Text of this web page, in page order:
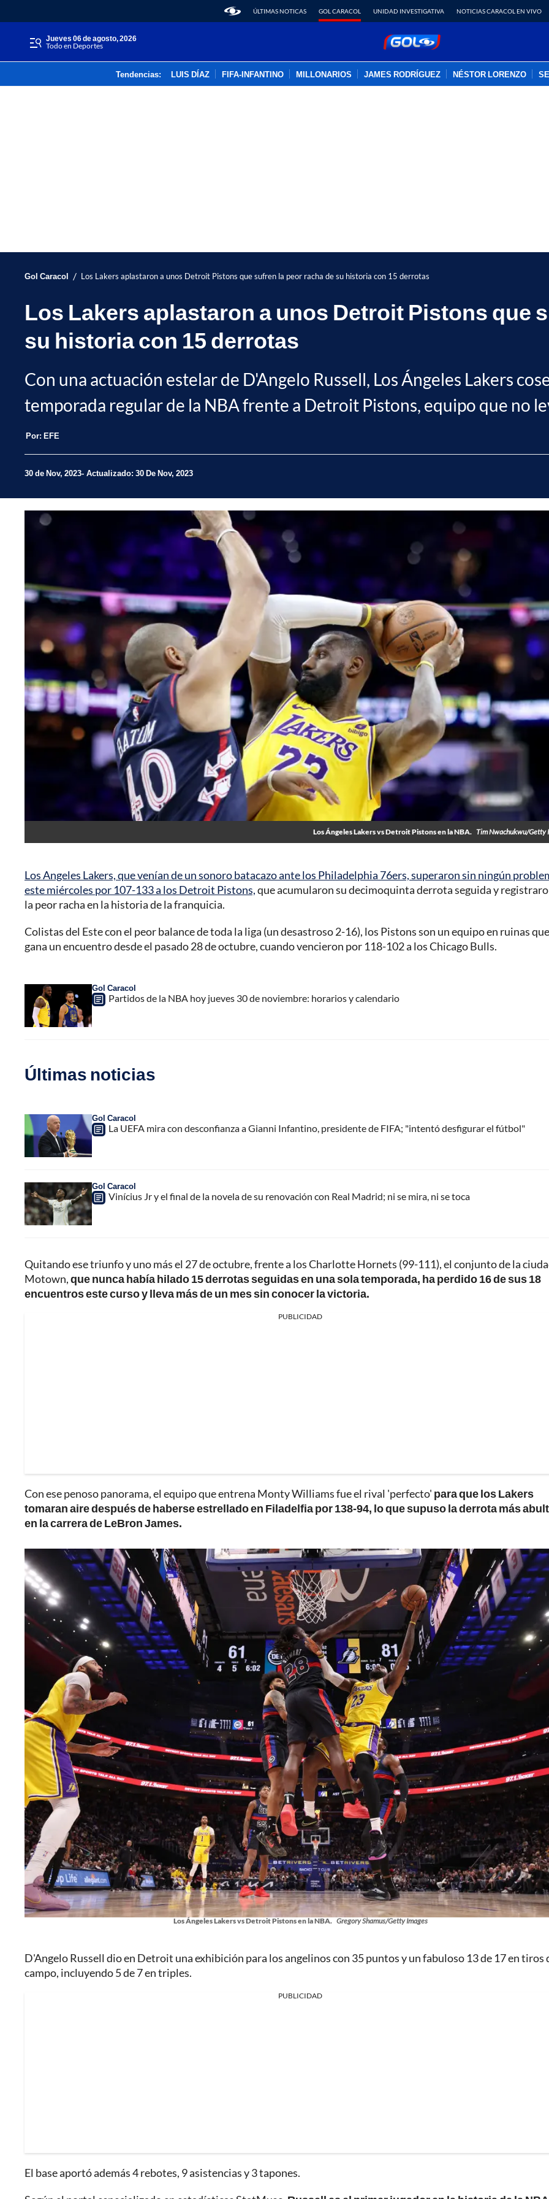
ÚLTIMAS NOTICAS GOL CARACOL UNIDAD INVESTIGATIVA NOTICIAS CARACOL EN VIVO
jueves 06 de agosto, 2026
Todo en Deportes
Tendencias: LUIS DÍAZ FIFA-INFANTINO MILLONARIOS JAMES RODRÍGUEZ NÉSTOR LORENZO
Gol Caracol / Los Lakers aplastaron a unos Detroit Pistons que sufren la peor racha de su historia con 15 derrotas
Los Lakers aplastaron a unos Detroit Pistons que
su historia con 15 derrotas
Con una actuación estelar de D'Angelo Russell, Los Ángeles Lakers
temporada regular de la NBA frente a Detroit Pistons, equipo que no
Por: EFE
30 de Nov, 2023 Actualizado: 30 De Nov, 2023
Los Ángeles Lakers vs Detroit Pistons en la NBA. Tim Nwachukwu/Getty
Los Angeles Lakers, que venían de un sonoro batacazo ante los Philadelphia 76ers, superaron sin ningún
este miércoles por 107-133 a los Detroit Pistons,que acumularon su decimoquinta derrota seguida y
la peor racha en la historia de la franquicia.
Colistas del Este con el peor balance de toda la liga (un desastroso 2-16), los Pistons son un equipo en ruinas
gana un encuentro desde el pasado 28 de octubre, cuando vencieron por 118-102 a los Chicago Bulls.
Gol Caracol
Partidos de la NBA hoy jueves 30 de noviembre: horarios y calendario
Últimas noticias
Gol Caracol
La UEFA mira con desconfianza a Gianni Infantino, presidente de FIFA; "intentó desfigurar el fútbol"
Gol Caracol
Vinícius Jr y el final de la novela de su renovación con Real Madrid; ni se mira, ni se toca
Quitando ese triunfo y uno más el 27 de octubre, frente a los Charlotte Hornets (99-111), el conjunto de la
Motown,que nunca había hilado 15 derrotas seguidas en una sola temporada, ha perdido 16 de sus 18
encuentros este curso y lleva más de un mes sin conocer la victoria.
PUBLICIDAD
Con ese penoso panorama, el equipo que entrena Monty Williams fue el rival 'perfecto' para que los Lakers
tomaran aire después de haberse estrellado en Filadelfia por 138-94, lo que supuso la derrota más
en la carrera de LeBron James.
Los Ángeles Lakers vs Detroit Pistons en la NBA. Gregory Shamus/Getty Images
D'Angelo Russell dio en Detroit una exhibición para los angelinos con 35 puntos y un fabuloso 13 de 17 en tiros
campo, incluyendo 5 de 7 en triples.
PUBLICIDAD
El base aportó además 4 rebotes, 9 asistencias y 3 tapones.